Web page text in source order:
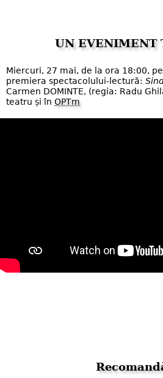
UN EVENIMENT
Miercuri, 27 mai, de la ora 18:00,
premiera spectacolului-lectură:
Carmen DOMINTE, (regia: Radu
teatru și în OPTm